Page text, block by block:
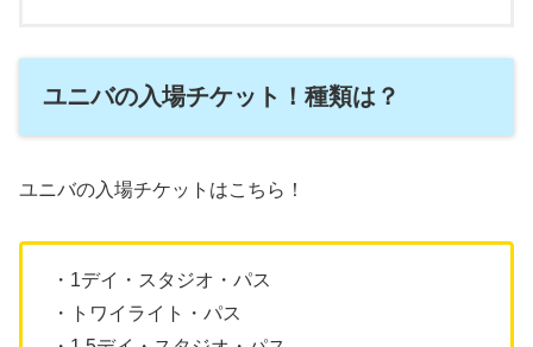
ユニバの入場チケット！種類は？
ユニバの入場チケットはこちら！
・1デイ・スタジオ・パス
・トワイライト・パス